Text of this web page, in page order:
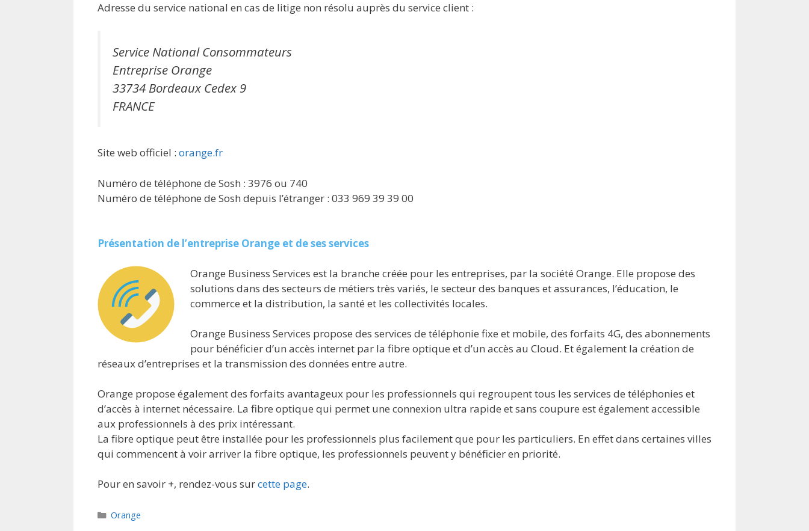
Adresse du service national en cas de litige non résolu auprès du service client :
Service National Consommateurs
Entreprise Orange
33734 Bordeaux Cedex 9
FRANCE
Site web officiel : orange.fr
Numéro de téléphone de Sosh : 3976 ou 740
Numéro de téléphone de Sosh depuis l’étranger : 033 969 39 39 00
Présentation de l’entreprise Orange et de ses services
Orange Business Services est la branche créée pour les entreprises, par la société Orange. Elle propose des
solutions dans des secteurs de métiers très variés, le secteur des banques et assurances, l’éducation, le
commerce et la distribution, la santé et les collectivités locales.
Orange Business Services propose des services de téléphonie fixe et mobile, des forfaits 4G, des abonnements
pour bénéficier d’un accès internet par la fibre optique et d’un accès au Cloud. Et également la création de
réseaux d’entreprises et la transmission des données entre autre.
Orange propose également des forfaits avantageux pour les professionnels qui regroupent tous les services de téléphonies et
d’accès à internet nécessaire. La fibre optique qui permet une connexion ultra rapide et sans coupure est également accessible
aux professionnels à des prix intéressant.
La fibre optique peut être installée pour les professionnels plus facilement que pour les particuliers. En effet dans certaines villes
qui commencent à voir arriver la fibre optique, les professionnels peuvent y bénéficier en priorité.
Pour en savoir +, rendez-vous surcette page.
Catégories
Orange